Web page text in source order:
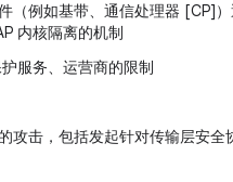
（例如基带、通信处理器 [CP]
内核隔离的机制
服务、运营商的限制
攻击，包括发起针对传输层安全